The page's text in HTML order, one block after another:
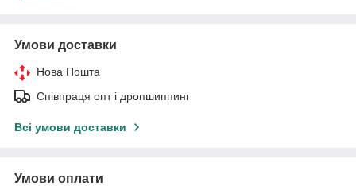
Умови доставки
Нова Пошта
Співпраця опт і дропшиппинг
Всі умови доставки
Умови оплати